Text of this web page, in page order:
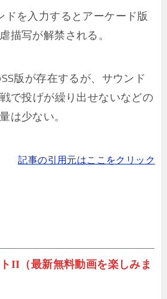
を入力するとアーケード版
描写が解禁される。
版が存在するが、サウンド
で投げが繰り出せないなどの
は少ない。
記事の引用元はここをクリック
II（最新無料動画を楽しみま